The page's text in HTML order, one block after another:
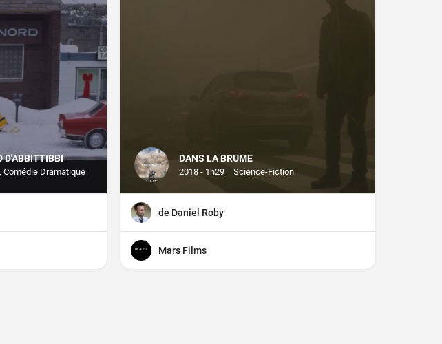
D'ABBITTIBBI
Comédie Dramatique
DANS LA BRUME
2018 - 1h29 Science-Fiction
de Daniel Roby
Mars Films